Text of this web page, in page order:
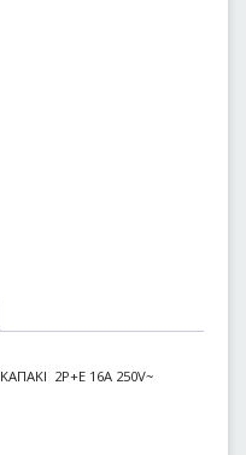
ΚΑΠΑΚΙ 2P+E 16A 250V~